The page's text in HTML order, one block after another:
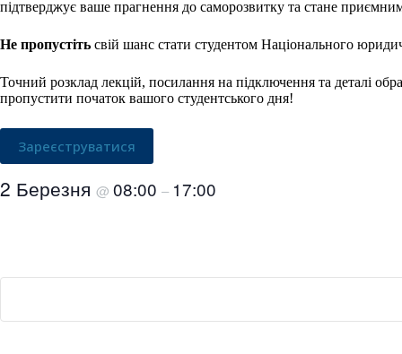
підтверджує ваше прагнення до саморозвитку та стане
Не пропустіть свій шанс стати студентом Національного
Точний розклад лекцій, посилання на підключення та деталі
пропустити початок вашого студентського дня!
Зареєструватися
2 Березня @ 08:00 – 17:00